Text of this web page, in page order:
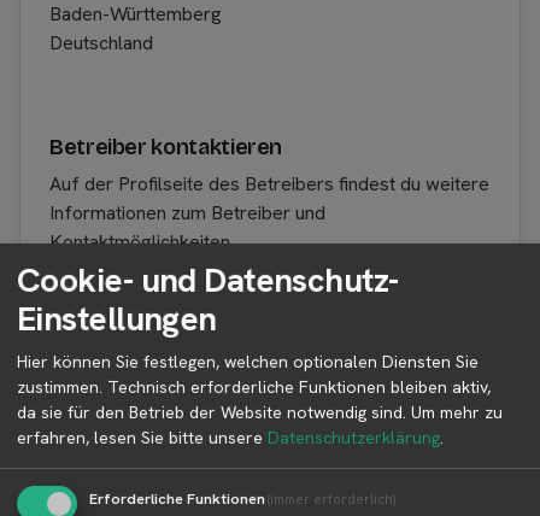
Baden-Württemberg
Deutschland
Betreiber kontaktieren
Auf der Profilseite des Betreibers findest du weitere
Informationen zum Betreiber und
Kontaktmöglichkeiten.
👤︎ Profilseite
Cookie- und Datenschutz-
Einstellungen
Hier können Sie festlegen, welchen optionalen Diensten Sie
zustimmen. Technisch erforderliche Funktionen bleiben aktiv,
da sie für den Betrieb der Website notwendig sind. Um mehr zu
erfahren, lesen Sie bitte unsere Datenschutzerklärung.
Erforderliche Funktionen(immer erforderlich)